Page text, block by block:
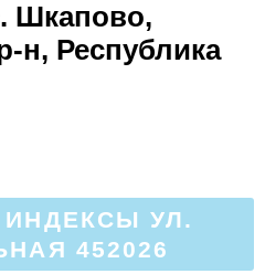
Шкапово,
н, Республика
УЛ.
452026